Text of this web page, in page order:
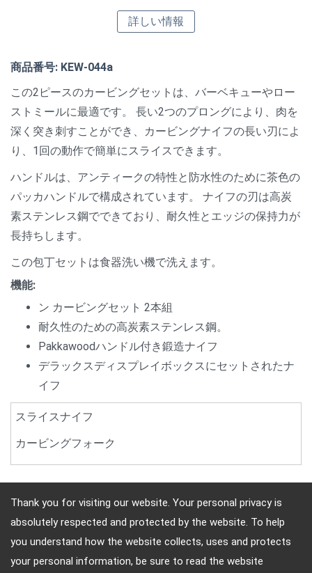
Thank you for visiting our website. Your personal privacy is
absolutely respected and protected by the website. To help
you understand how the website collects, uses and protects
your personal information, be sure to read the website
詳しい情報
商品番号: KEW-044a
この2ピースのカービングセットは、バーベキューやロー
ストミールに最適です。 長い2つのプロングにより、肉を
深く突き刺すことができ、カービングナイフの長い刃によ
り、1回の動作で簡単にスライスできます。
ハンドルは、アンティークの特性と防水性のために茶色の
パッカハンドルで構成されています。 ナイフの刃は高炭
素ステンレス鋼でできており、耐久性とエッジの保持力が
長持ちします。
この包丁セットは食器洗い機で洗えます。
機能:
ン カービングセット 2本組
耐久性のための高炭素ステンレス鋼。
Pakkawoodハンドル付き鍛造ナイフ
デラックスディスプレイボックスにセットされたナ
イフ
スライスナイフ
カービングフォーク
住所: 10F, No.4, Sec.4, Jen-Ai Rd, Taipei, Republic of China
電話番号: (886)-2-2708-5151 FAX（ファクス）: (886)-2-